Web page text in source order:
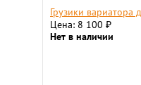
Грузики вариатора
Цена: 8 100 ₽
Нет в наличии